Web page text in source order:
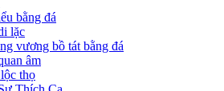
bằng đá
lặc
vương bồ tát bằng đá
âm
thọ